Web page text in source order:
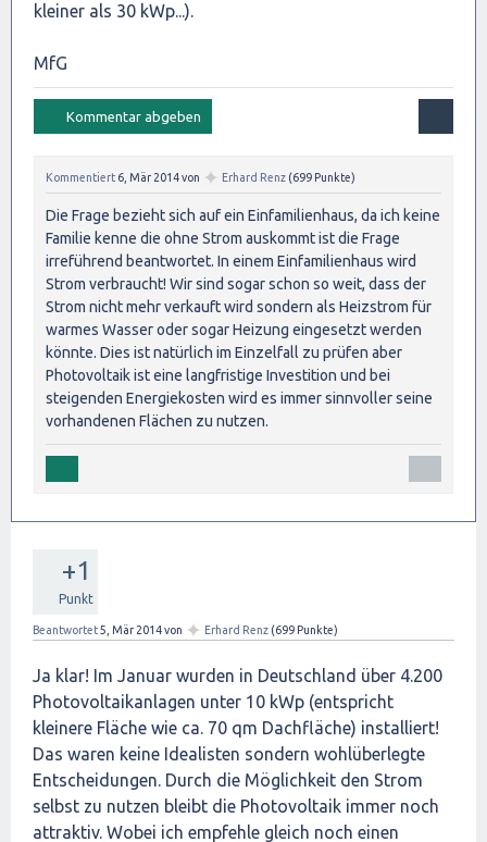
kleiner als 30 kWp...).
MfG
Kommentiert 6, Mär 2014von ✦ Erhard Renz (699 Punkte)
Die Frage bezieht sich auf ein Einfamilienhaus, da ich keine
Familie kenne die ohne Strom auskommt ist die Frage
irreführend beantwortet. In einem Einfamilienhaus wird
Strom verbraucht! Wir sind sogar schon so weit, dass der
Strom nicht mehr verkauft wird sondern als Heizstrom für
warmes Wasser oder sogar Heizung eingesetzt werden
könnte. Dies ist natürlich im Einzelfall zu prüfen aber
Photovoltaik ist eine langfristige Investition und bei
steigenden Energiekosten wird es immer sinnvoller seine
vorhandenen Flächen zu nutzen.
+1
Punkt
Beantwortet5, Mär 2014von ✦ Erhard Renz (699 Punkte)
Ja klar! Im Januar wurden in Deutschland über 4.200
Photovoltaikanlagen unter 10 kWp (entspricht
kleinere Fläche wie ca. 70 qm Dachfläche) installiert!
Das waren keine Idealisten sondern wohlüberlegte
Entscheidungen. Durch die Möglichkeit den Strom
selbst zu nutzen bleibt die Photovoltaik immer noch
attraktiv. Wobei ich empfehle gleich noch einen